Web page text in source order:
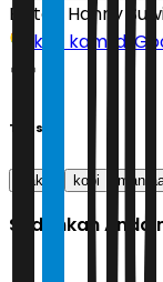
Editor: Hanny
Ikuti kami di
Tags
waktu kopi
Sudahkah